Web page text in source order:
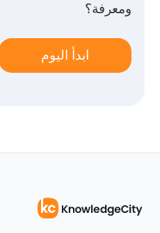
ومعرفة؟
ابدأ اليوم